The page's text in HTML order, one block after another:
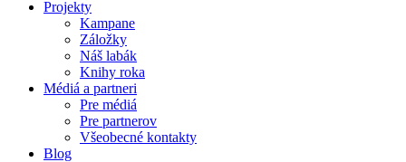
Projekty
Kampane
Záložky
Náš labák
Knihy roka
Médiá a partneri
Pre médiá
Pre partnerov
Všeobecné kontakty
Blog